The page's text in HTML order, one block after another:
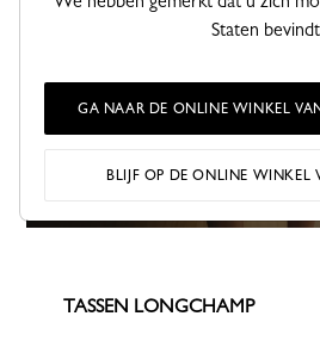
LE SMART
TASSEN LONGCHAMP
Staten
GA NAAR DE ONLINE WINKEL
BLIJF OP DE ONLINE WINKEL